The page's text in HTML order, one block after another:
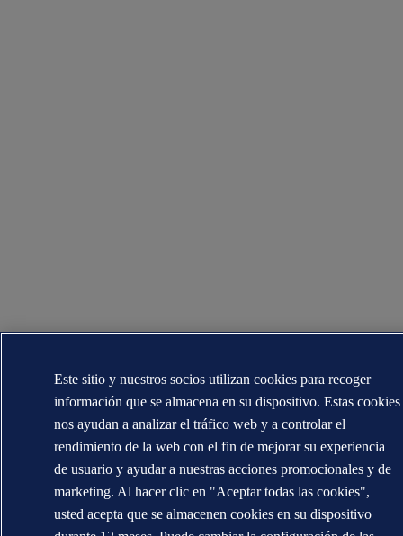
Este sitio y nuestros socios utilizan cookies para recoger
información que se almacena en su dispositivo. Estas cookies
nos ayudan a analizar el tráfico web y a controlar el
rendimiento de la web con el fin de mejorar su experiencia
de usuario y ayudar a nuestras acciones promocionales y de
marketing. Al hacer clic en "Aceptar todas las cookies",
usted acepta que se almacenen cookies en su dispositivo